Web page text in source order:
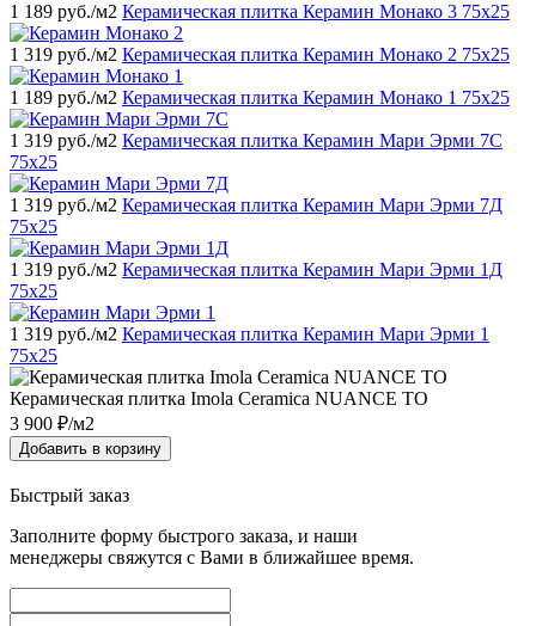
1 189 руб./м2 Керамическая плитка Керамин Монако 3 75x25
1 319 руб./м2 Керамическая плитка Керамин Монако 2 75x25
1 189 руб./м2 Керамическая плитка Керамин Монако 1 75x25
1 319 руб./м2 Керамическая плитка Керамин Мари Эрми 7С
75x25
1 319 руб./м2 Керамическая плитка Керамин Мари Эрми 7Д
75x25
1 319 руб./м2 Керамическая плитка Керамин Мари Эрми 1Д
75x25
1 319 руб./м2 Керамическая плитка Керамин Мари Эрми 1
75x25
Керамическая плитка Imola Ceramica NUANCE TO
3 900 ₽/м2
Добавить в корзину
Быстрый заказ
Заполните форму быстрого заказа, и наши
менеджеры свяжутся с Вами в ближайшее время.